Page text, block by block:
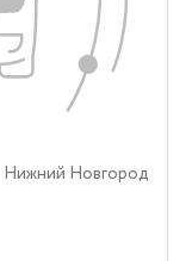
Нижний Новгород